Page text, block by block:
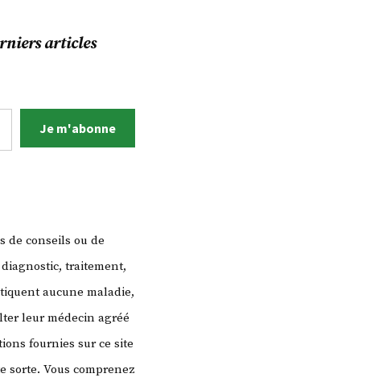
articles
Je m'abonne
de conseils ou de
traitement,
aucune maladie,
leur médecin agréé
fournies sur ce site
sorte. Vous comprenez